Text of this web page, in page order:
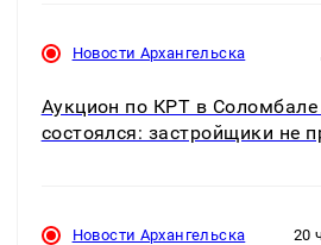
Новости Архангельска
Аукцион по КРТ в Соломбале
состоялся: застройщики не
Новости Архангельска 20